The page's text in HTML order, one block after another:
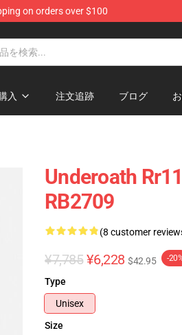
on orders over $100
入 注文追跡 ブログ
Underoath
RB2709
(8 customer
¥7,785 ¥6,228 $42.95 -
Type
Unisex
Size